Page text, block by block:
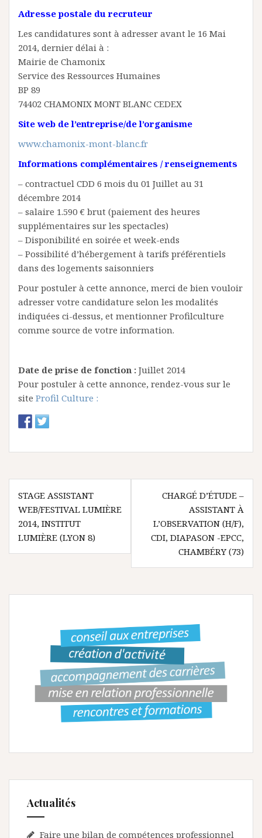
Adresse postale du recruteur
Les candidatures sont à adresser avant le 16 Mai
2014, dernier délai à :
Mairie de Chamonix
Service des Ressources Humaines
BP 89
74402 CHAMONIX MONT BLANC CEDEX
Site web de l’entreprise/de l’organisme
www.chamonix-mont-blanc.fr
Informations complémentaires / renseignements
– contractuel CDD 6 mois du 01 Juillet au 31
décembre 2014
– salaire 1.590 € brut (paiement des heures
supplémentaires sur les spectacles)
– Disponibilité en soirée et week-ends
– Possibilité d’hébergement à tarifs préférentiels
dans des logements saisonniers
Pour postuler à cette annonce, merci de bien vouloir
adresser votre candidature selon les modalités
indiquées ci-dessus, et mentionner Profilculture
comme source de votre information.
Date de prise de fonction : Juillet 2014
Pour postuler à cette annonce, rendez-vous sur le
site Profil Culture :
N
i
a
’
STAGE ASSISTANT
WEB/FESTIVAL LUMIÈRE
2014, INSTITUT
LUMIÈRE (LYON 8)
CHARGÉ D’ÉTUDE –
ASSISTANT À
L’OBSERVATION (H/F),
CDI, DIAPASON -EPCC,
CHAMBÉRY (73)
Actualités
Faire une bilan de compétences professionnel